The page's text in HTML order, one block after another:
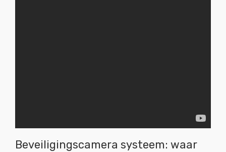
Beveiligingscamera systeem: waar